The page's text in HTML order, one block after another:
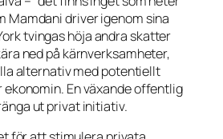
Mamdani driver igenom sina
tvingas höja andra skatter
ned på kärnverksamheter,
alternativ med potentiellt
En växande offentlig
ut privat initiativ.